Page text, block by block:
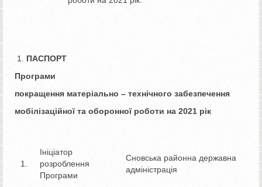
ПАСПОРТ
Програми
покращення матеріально – технічного забезпечення
мобілізаційної та оборонної роботи на 2021 рік
1.
Ініціатор
розроблення
Програми
Сновська районна державна
адміністрація